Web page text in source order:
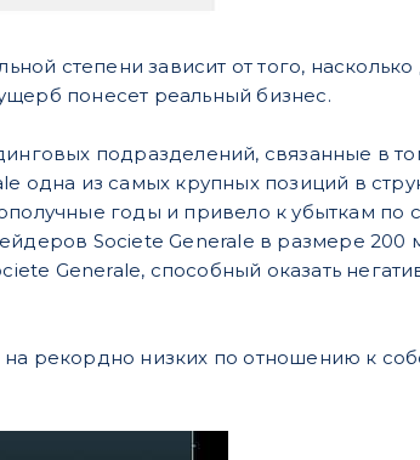
степени зависит от того, насколько
понесет реальный бизнес.
подразделений, связанные в
одна из самых крупных позиций в
годы и привело к убыткам
Societe Generale в размере
Generale, способный оказать
рекордно низких по отношению к